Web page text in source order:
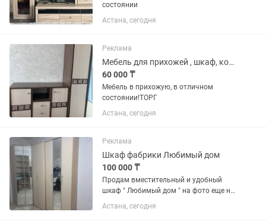
состоянии
Астана, сегодня
Реклама
Мебель для прихожей , шкаф, комод,
60 000 ₸
Мебель в прихожую, в отличном
состоянии!ТОРГ
Астана, сегодня
Реклама
Шкаф фабрики Любимый дом
100 000 ₸
Продам вместительный и удобный
шкаф " Любимый дом " на фото еще не
вместилась еще одна секция и трюмо с
зеркалом . Цена 100 000 тг В отличном
Астана, сегодня